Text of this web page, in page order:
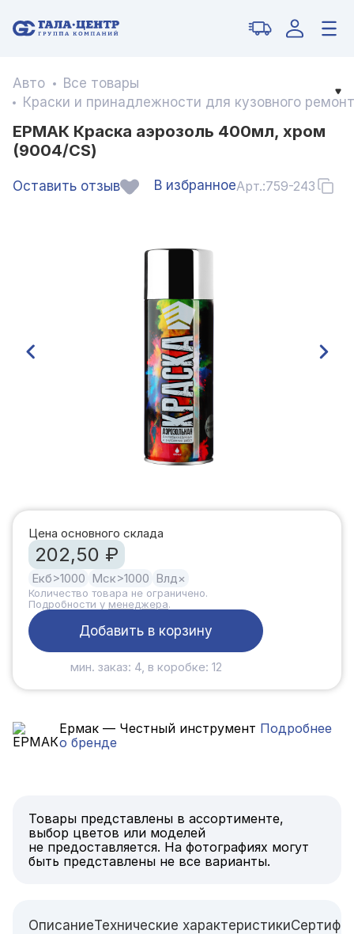
Авто
Все товары
Краски и принадлежности для кузовного
ЕРМАК Краска аэрозоль 400мл, хром
(9004/CS)
Оставить отзыв В избранноеАрт.:759-243
Цена основного склада
202,50 ₽
Екб>1000 Мск>1000 Влд ×
Количество товара не ограничено.
Подробности у менеджера.
Добавить в корзину
мин. заказ: 4, в коробке: 12
Ермак — Честный инструмент Подробнее
о бренде
Товары представлены в ассортименте,
выбор цветов или моделей
не предоставляется. На фотографиях могут
быть представлены не все варианты.
ОписаниеТехнические характеристики